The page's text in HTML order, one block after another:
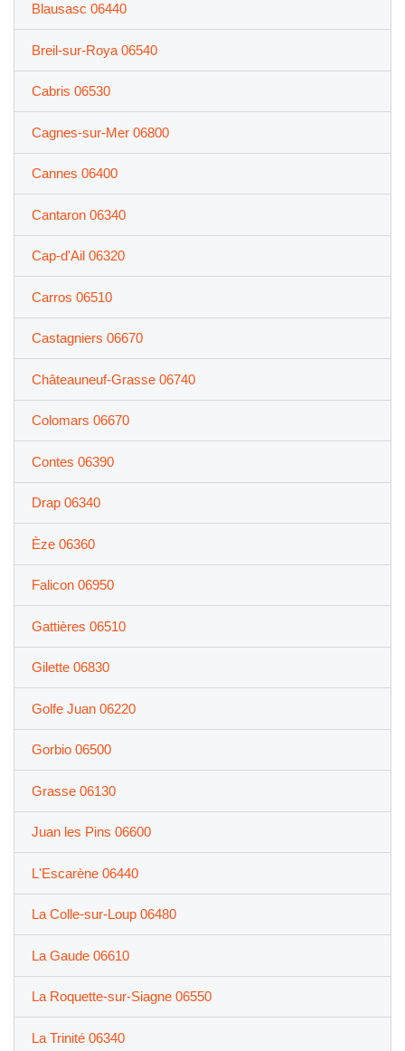
Blausasc 06440
Breil-sur-Roya 06540
Cabris 06530
Cagnes-sur-Mer 06800
Cannes 06400
Cantaron 06340
Cap-d'Ail 06320
Carros 06510
Castagniers 06670
Châteauneuf-Grasse 06740
Colomars 06670
Contes 06390
Drap 06340
Èze 06360
Falicon 06950
Gattières 06510
Gilette 06830
Golfe Juan 06220
Gorbio 06500
Grasse 06130
Juan les Pins 06600
L'Escarène 06440
La Colle-sur-Loup 06480
La Gaude 06610
La Roquette-sur-Siagne 06550
La Trinité 06340